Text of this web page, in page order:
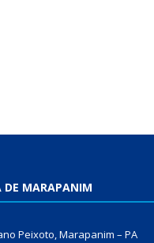
DE MARAPANIM
Peixoto, Marapanim – PA